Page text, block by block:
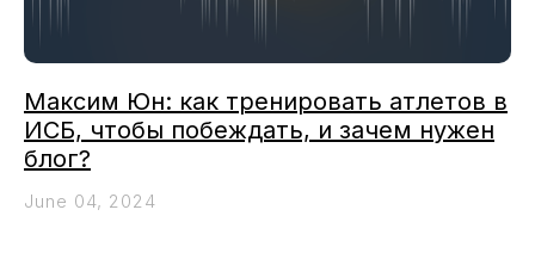
Максим Юн: как тренировать атлетов в
ИСБ, чтобы побеждать, и зачем нужен
блог?
June 04, 2024